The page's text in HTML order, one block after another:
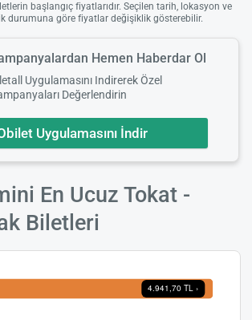
başlangıç fiyatlarıdır. Seçilen tarih, lokasyon ve
durumuna göre fiyatlar değişiklik gösterebilir.
Hemen Haberdar Ol
Uygulamasını Indirerek Özel
Değerlendirin
Uygulamasını İndir
En Ucuz Tokat -
Biletleri